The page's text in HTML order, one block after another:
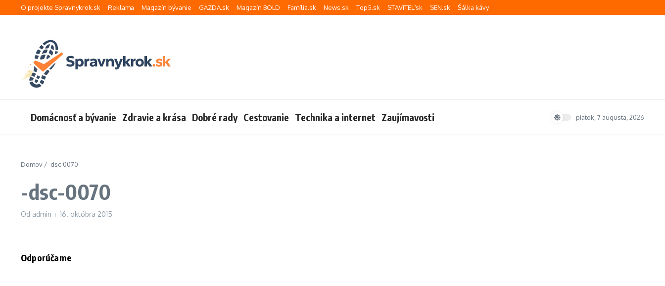
Preskočiť na obsah
O projekte Spravnykrok.sk Reklama Magazín bývanie GAZDA.sk Magazín BOLD Família.sk News.sk Top5.sk STAVITEĽ.sk SEN.sk Šálka kávy
Domácnosť a bývanie Zdravie a krása Dobré rady Cestovanie Technika a internet Zaujímavosti piatok, 7 augusta, 2026
Domov /-dsc-0070
-dsc-0070
Od admin 16. októbra 2015
Odporúčame